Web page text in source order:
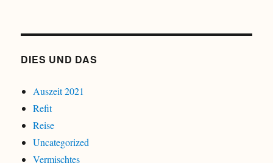
DIES UND DAS
Auszeit 2021
Refit
Reise
Uncategorized
Vermischtes